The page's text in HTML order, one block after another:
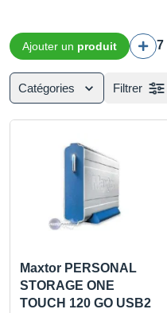
Ajouter un produit 7
Catégories Filtrer
Maxtor PERSONAL
STORAGE ONE
TOUCH 120 GO USB2